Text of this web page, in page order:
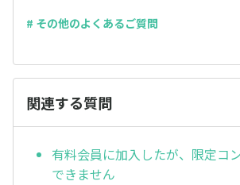
# その他のよくあるご質問
関連する質問
有料会員に加入したが、限定コ
できません